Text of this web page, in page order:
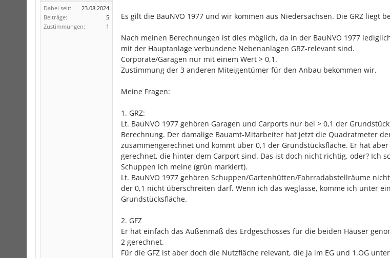
Dabei seit:
23.08.2024
Beiträge:
5
Zustimmungen:
1
Es gilt die BauNVO 1977 und wir kommen aus Niedersachsen. Die GRZ liegt
Nach meinen Berechnungen ist dies möglich, da in der BauNVO 1977
mit der Hauptanlage verbundene Nebenanlagen GRZ-relevant sind.
Corporate/Garagen nur mit einem Wert > 0,1.
Zustimmung der 3 anderen Miteigentümer für den Anbau bekommen wir.
Meine Fragen:
1. GRZ:
Lt. BauNVO 1977 gehören Garagen und Carports nur bei > 0,1 der
Berechnung. Der damalige Bauamt-Mitarbeiter hat jetzt die Quadratmeter
zusammengerechnet und kommt über 0,1 der Grundstücksfläche. Er hat
gerechnet, die hinter dem Carport sind. Das ist doch nicht richtig, oder? Ich
Schuppen ich meine (grün markiert).
Lt. BauNVO 1977 gehören Schuppen/Gartenhütten/Fahrradabstellräume
der 0,1 nicht überschreiten darf. Wenn ich das weglasse, komme ich unter
Grundstücksfläche.
2. GFZ
Er hat einfach das Außenmaß des Erdgeschosses für die beiden Häuser
2 gerechnet.
Für die GFZ ist aber doch die Nutzfläche relevant, die ja im EG und 1.OG